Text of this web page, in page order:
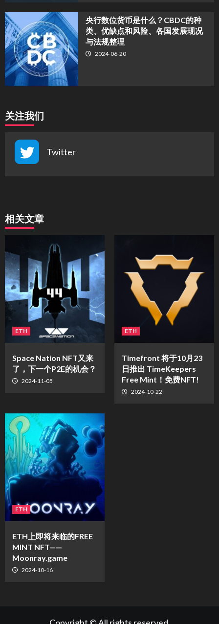
央行数位货币是什么？CBDC的种
类、优缺点和风险、各国发展现况
与法规整理
2024-06-20
关注我们
Twitter
相关文章
ETH
Space Nation NFT又来
了，下一个P2E的机会？
2024-11-05
ETH
Timefront 将于10月23
日推出 TimeKeepers
Free Mint！免费NFT!
2024-10-22
ETH
ETH上即将来临的FREE
MINT NFT——
Moonray.game
2024-10-16